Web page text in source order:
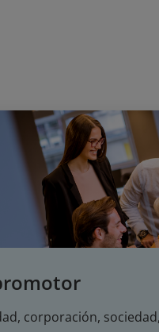
corporación,